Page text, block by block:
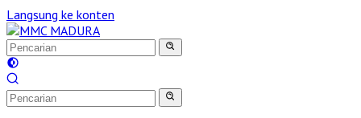
Langsung ke konten